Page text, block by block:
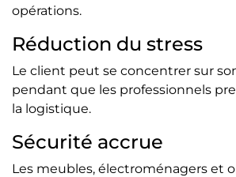
opérations.
Réduction du stress
Le client peut se concentrer sur
pendant que les professionnels
la logistique.
Sécurité accrue
Les meubles, électroménagers et